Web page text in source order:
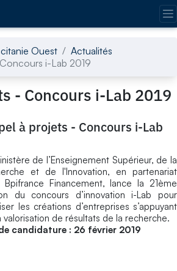
Ouest
Actualités
i-Lab 2019
- Concours i-Lab 2019
à projets - Concours i-Lab
de l’Enseignement Supérieur, de la
et de l'Innovation, en partenariat
Bpifrance Financement, lance la 21ème
du concours d’innovation i-Lab pour
les créations d’entreprises s’appuyant
valorisation de résultats de la recherche.
candidature : 26 février 2019